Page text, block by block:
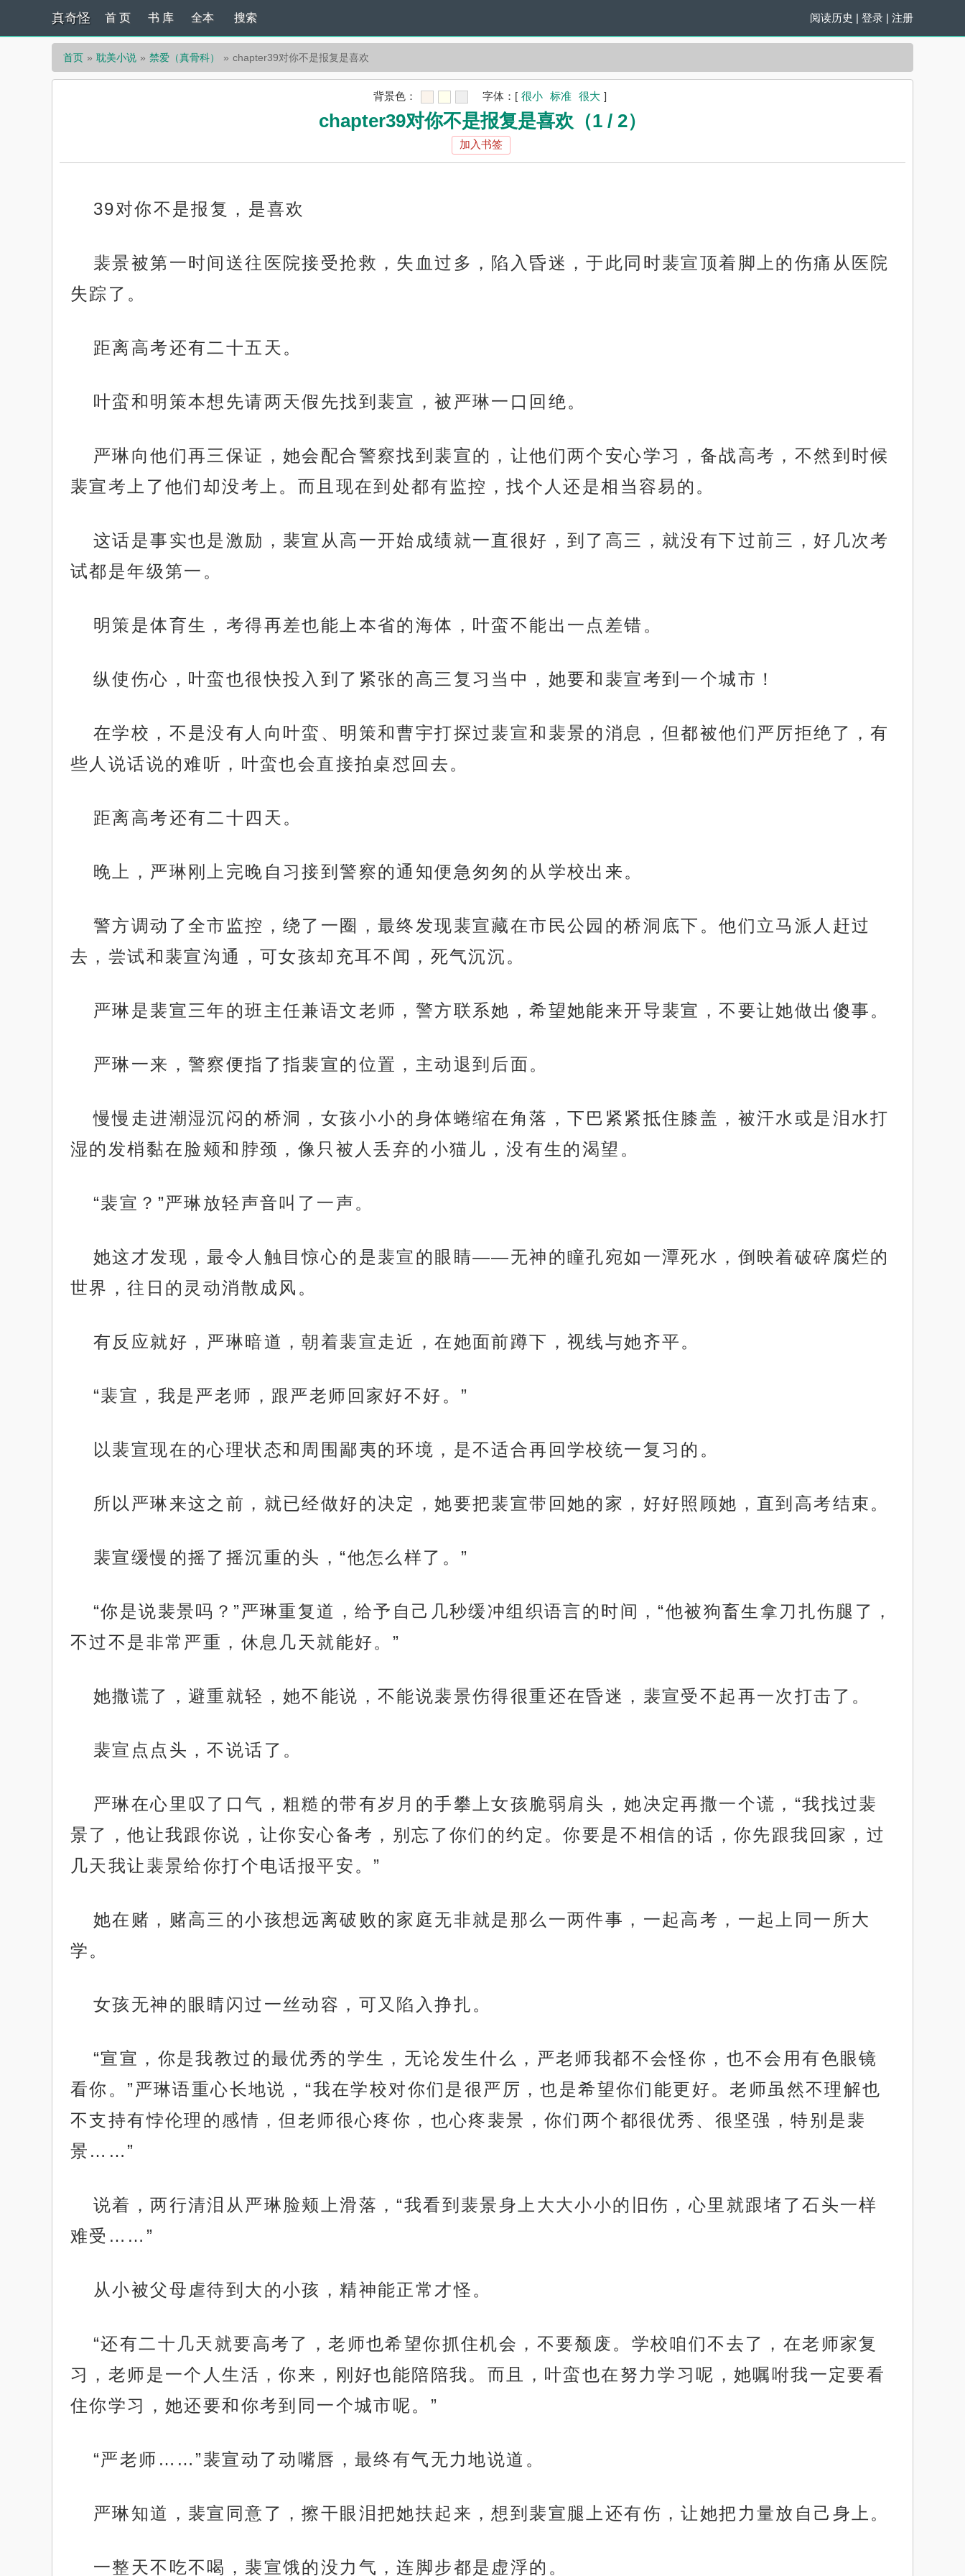
真奇怪 阅读历史 | 登录 | 注册
首 页 书 库 全本 搜索
首页 耽美小说 禁爱（真骨科） chapter39对你不是报复是喜欢
背景色： 字体： [ 很小 标准 很大 ]
chapter39对你不是报复是喜欢（1 / 2）
加入书签
39对你不是报复，是喜欢
裴景被第一时间送往医院接受抢救，失血过多，陷入昏迷，于此同时裴宣顶着脚上的伤痛从医院
失踪了。
距离高考还有二十五天。
叶蛮和明策本想先请两天假先找到裴宣，被严琳一口回绝。
严琳向他们再三保证，她会配合警察找到裴宣的，让他们两个安心学习，备战高考，不然到时候
裴宣考上了他们却没考上。而且现在到处都有监控，找个人还是相当容易的。
这话是事实也是激励，裴宣从高一开始成绩就一直很好，到了高三，就没有下过前三，好几次考
试都是年级第一。
明策是体育生，考得再差也能上本省的海体，叶蛮不能出一点差错。
纵使伤心，叶蛮也很快投入到了紧张的高三复习当中，她要和裴宣考到一个城市！
在学校，不是没有人向叶蛮、明策和曹宇打探过裴宣和裴景的消息，但都被他们严厉拒绝了，有
些人说话说的难听，叶蛮也会直接拍桌怼回去。
距离高考还有二十四天。
晚上，严琳刚上完晚自习接到警察的通知便急匆匆的从学校出来。
警方调动了全市监控，绕了一圈，最终发现裴宣藏在市民公园的桥洞底下。他们立马派人赶过
去，尝试和裴宣沟通，可女孩却充耳不闻，死气沉沉。
严琳是裴宣三年的班主任兼语文老师，警方联系她，希望她能来开导裴宣，不要让她做出傻事。
严琳一来，警察便指了指裴宣的位置，主动退到后面。
慢慢走进潮湿沉闷的桥洞，女孩小小的身体蜷缩在角落，下巴紧紧抵住膝盖，被汗水或是泪水打
湿的发梢黏在脸颊和脖颈，像只被人丢弃的小猫儿，没有生的渴望。
“裴宣？”严琳放轻声音叫了一声。
她这才发现，最令人触目惊心的是裴宣的眼睛——无神的瞳孔宛如一潭死水，倒映着破碎腐烂的
世界，往日的灵动消散成风。
有反应就好，严琳暗道，朝着裴宣走近，在她面前蹲下，视线与她齐平。
“裴宣，我是严老师，跟严老师回家好不好。”
以裴宣现在的心理状态和周围鄙夷的环境，是不适合再回学校统一复习的。
所以严琳来这之前，就已经做好的决定，她要把裴宣带回她的家，好好照顾她，直到高考结束。
裴宣缓慢的摇了摇沉重的头，“他怎么样了。”
“你是说裴景吗？”严琳重复道，给予自己几秒缓冲组织语言的时间，“他被狗畜生拿刀扎伤腿了，
不过不是非常严重，休息几天就能好。”
她撒谎了，避重就轻，她不能说，不能说裴景伤得很重还在昏迷，裴宣受不起再一次打击了。
裴宣点点头，不说话了。
严琳在心里叹了口气，粗糙的带有岁月的手攀上女孩脆弱肩头，她决定再撒一个谎，“我找过裴
景了，他让我跟你说，让你安心备考，别忘了你们的约定。你要是不相信的话，你先跟我回家，过
几天我让裴景给你打个电话报平安。”
她在赌，赌高三的小孩想远离破败的家庭无非就是那么一两件事，一起高考，一起上同一所大
学。
女孩无神的眼睛闪过一丝动容，可又陷入挣扎。
“宣宣，你是我教过的最优秀的学生，无论发生什么，严老师我都不会怪你，也不会用有色眼镜
看你。”严琳语重心长地说，“我在学校对你们是很严厉，也是希望你们能更好。老师虽然不理解也
不支持有悖伦理的感情，但老师很心疼你，也心疼裴景，你们两个都很优秀、很坚强，特别是裴
景……”
说着，两行清泪从严琳脸颊上滑落，“我看到裴景身上大大小小的旧伤，心里就跟堵了石头一样
难受……”
从小被父母虐待到大的小孩，精神能正常才怪。
“还有二十几天就要高考了，老师也希望你抓住机会，不要颓废。学校咱们不去了，在老师家复
习，老师是一个人生活，你来，刚好也能陪陪我。而且，叶蛮也在努力学习呢，她嘱咐我一定要看
住你学习，她还要和你考到同一个城市呢。”
“严老师……”裴宣动了动嘴唇，最终有气无力地说道。
严琳知道，裴宣同意了，擦干眼泪把她扶起来，想到裴宣腿上还有伤，让她把力量放自己身上。
一整天不吃不喝，裴宣饿的没力气，连脚步都是虚浮的。